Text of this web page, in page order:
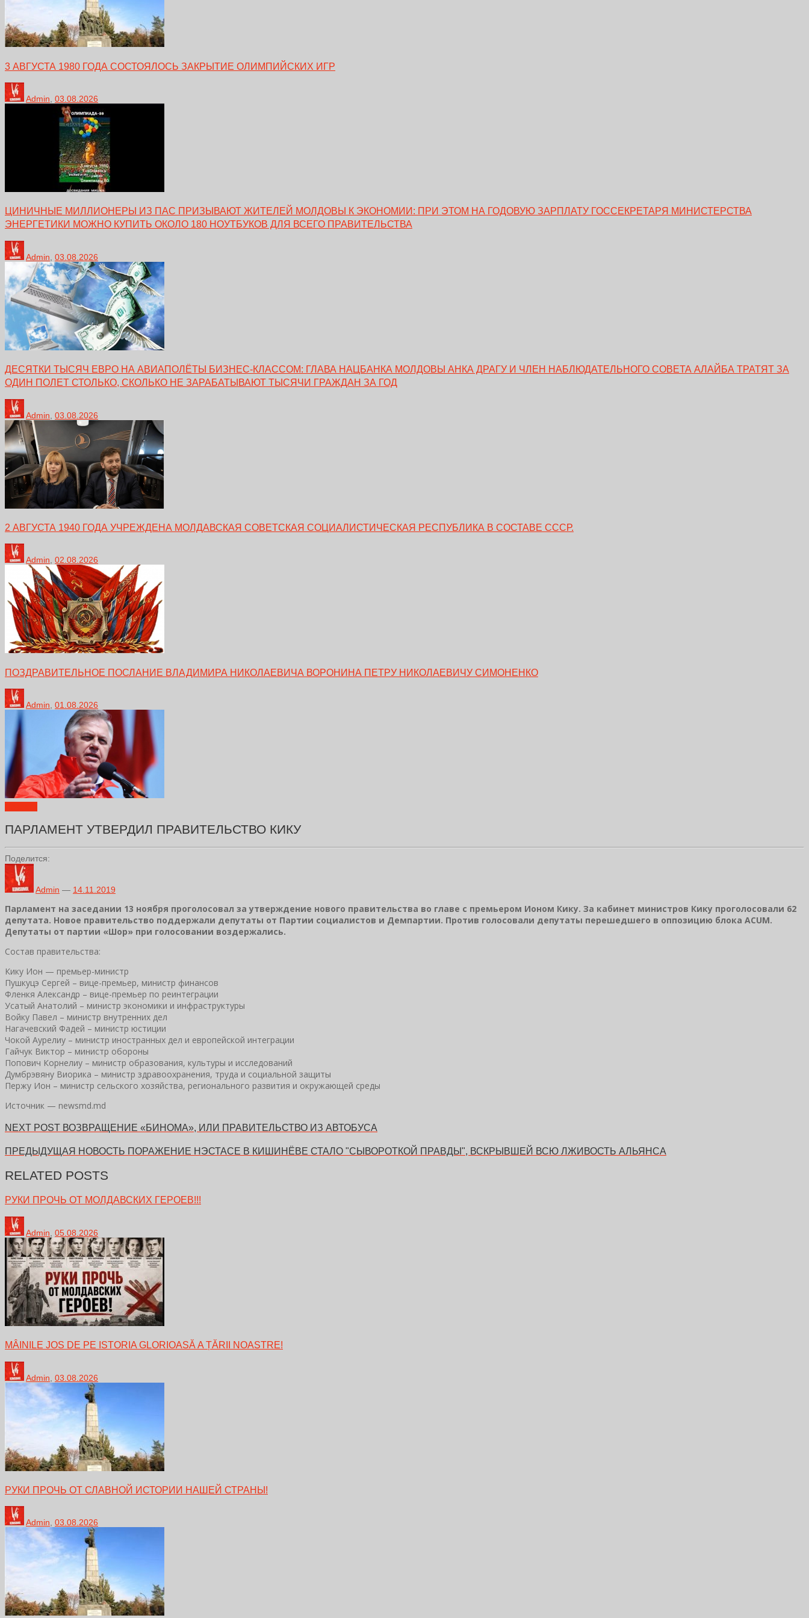
3 АВГУСТА 1980 ГОДА СОСТОЯЛОСЬ ЗАКРЫТИЕ ОЛИМПИЙСКИХ ИГР
Admin 03.08.2026
ЦИНИЧНЫЕ МИЛЛИОНЕРЫ ИЗ ПАС ПРИЗЫВАЮТ ЖИТЕЛЕЙ МОЛДОВЫ К ЭКОНОМИИ: ПРИ ЭТОМ НА ГОДОВУЮ ЗАРПЛАТУ ГОССЕКРЕТАРЯ МИНИСТЕРСТВА
ЭНЕРГЕТИКИ МОЖНО КУПИТЬ ОКОЛО 180 НОУТБУКОВ ДЛЯ ВСЕГО ПРАВИТЕЛЬСТВА
Admin 03.08.2026
ДЕСЯТКИ ТЫСЯЧ ЕВРО НА АВИАПОЛЁТЫ БИЗНЕС-КЛАССОМ: ГЛАВА НАЦБАНКА МОЛДОВЫ АНКА ДРАГУ И ЧЛЕН НАБЛЮДАТЕЛЬНОГО СОВЕТА АЛАЙБА ТРАТЯТ ЗА
ОДИН ПОЛЕТ СТОЛЬКО, СКОЛЬКО НЕ ЗАРАБАТЫВАЮТ ТЫСЯЧИ ГРАЖДАН ЗА ГОД
Admin 03.08.2026
2 АВГУСТА 1940 ГОДА УЧРЕЖДЕНА МОЛДАВСКАЯ СОВЕТСКАЯ СОЦИАЛИСТИЧЕСКАЯ РЕСПУБЛИКА В СОСТАВЕ СССР.
Admin, 02.08.2026
ПОЗДРАВИТЕЛЬНОЕ ПОСЛАНИЕ ВЛАДИМИРА НИКОЛАЕВИЧА ВОРОНИНА ПЕТРУ НИКОЛАЕВИЧУ СИМОНЕНКО
Admin 01.08.2026
ПАРЛАМЕНТ УТВЕРДИЛ ПРАВИТЕЛЬСТВО КИКУ
Поделится:
Admin — 14.11.2019
Парламент на заседании 13 ноября проголосовал за утверждение нового правительства во главе с премьером Ионом Кику. За кабинет министров Кику проголосовали 62
депутата. Новое правительство поддержали депутаты от Партии социалистов и Демпартии. Против голосовали депутаты перешедшего в оппозицию блока ACUM.
Депутаты от партии «Шор» при голосовании воздержались.
Состав правительства:
Кику Ион — премьер-министр
Пушкуцэ Сергей – вице-премьер, министр финансов
Фленкя Александр – вице-премьер по реинтеграции
Усатый Анатолий – министр экономики и инфраструктуры
Войку Павел – министр внутренних дел
Нагачевский Фадей – министр юстиции
Чокой Аурелиу – министр иностранных дел и европейской интеграции
Гайчук Виктор – министр обороны
Попович Корнелиу – министр образования, культуры и исследований
Думбрэвяну Виорика – министр здравоохранения, труда и социальной защиты
Пержу Ион – министр сельского хозяйства, регионального развития и окружающей среды
Источник — newsmd.md
NEXT POST ВОЗВРАЩЕНИЕ «БИНОМА», ИЛИ ПРАВИТЕЛЬСТВО ИЗ АВТОБУСА
ПРЕДЫДУЩАЯ НОВОСТЬ ПОРАЖЕНИЕ НЭСТАСЕ В КИШИНЁВЕ СТАЛО "СЫВОРОТКОЙ ПРАВДЫ", ВСКРЫВШЕЙ ВСЮ ЛЖИВОСТЬ АЛЬЯНСА
RELATED POSTS
РУКИ ПРОЧЬ ОТ МОЛДАВСКИХ ГЕРОЕВ!!!
Admin 05.08.2026
MÂINILE JOS DE PE ISTORIA GLORIOASĂ A ȚĂRII NOASTRE!
Admin 03.08.2026
РУКИ ПРОЧЬ ОТ СЛАВНОЙ ИСТОРИИ НАШЕЙ СТРАНЫ!
Admin, 03.08.2026